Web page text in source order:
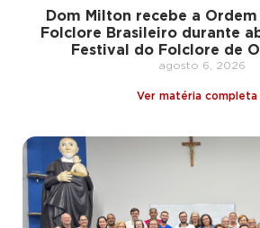
Dom Milton recebe a
Folclore Brasileiro durante
Festival do Folclore de
agosto 6, 2026
Ver matéria completa